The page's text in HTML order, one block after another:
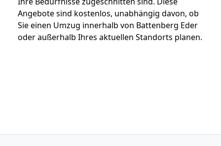
Angebote sind kostenlos, unabhängig davon, ob
Sie einen Umzug innerhalb von Battenberg Eder
oder außerhalb Ihres aktuellen Standorts planen.